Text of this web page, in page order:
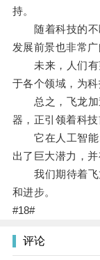
持。
随着科技的不
发展前景也非常广
未来，人们有
于各个领域，为科
总之，飞龙加
器，正引领着科技
它在人工智能
出了巨大潜力，
我们期待着飞
和进步。
#18#
评论